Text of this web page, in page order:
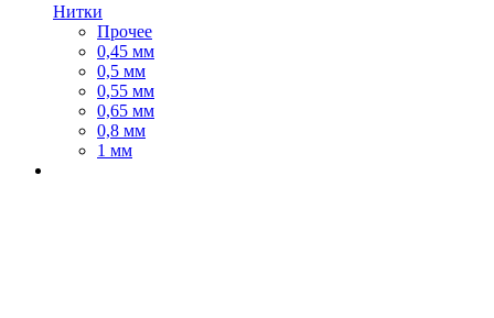
Нитки
Прочее
0,45 мм
0,5 мм
0,55 мм
0,65 мм
0,8 мм
1 мм